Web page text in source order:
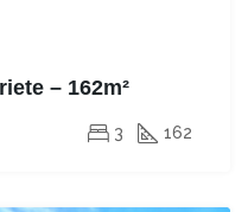
– 162m²
3 162